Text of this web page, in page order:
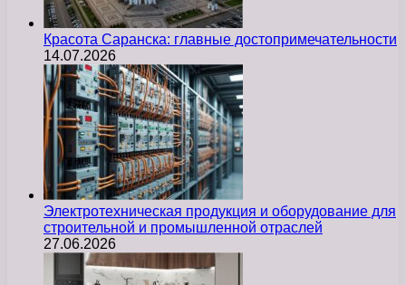
Красота Саранска: главные достопримечательности
14.07.2026
Электротехническая продукция и оборудование для
строительной и промышленной отраслей
27.06.2026